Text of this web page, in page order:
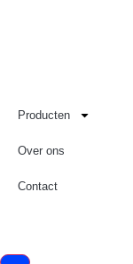
Producten
Over ons
Contact